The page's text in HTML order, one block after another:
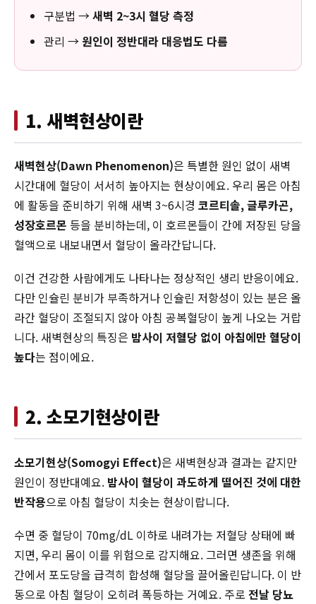
구분법 →새벽 2~3시 혈당 측정
관리 → 원인이 정반대라 대응법도 다름
1. 새벽현상이란
새벽현상(Dawn Phenomenon)은 특별한 원인 없이 새벽
시간대에 혈당이 서서히 높아지는 현상이에요. 우리 몸은 아침
에 활동을 준비하기 위해 새벽 3~6시경 코르티솔, 글루카곤,
성장호르몬 등을 분비하는데, 이 호르몬들이 간에 저장된 당을
혈액으로 내보내면서 혈당이 올라간답니다.
이건 건강한 사람에게도 나타나는 정상적인 생리 반응이에요.
다만 인슐린 분비가 부족하거나 인슐린 저항성이 있는 분은 올
라간 혈당이 조절되지 않아 아침 공복혈당이 높게 나오는 거랍
니다. 새벽현상의 특징은 밤사이 저혈당 없이 아침에만 혈당이
높다는 점이에요.
2. 소모기현상이란
소모기현상(Somogyi Effect)은 새벽현상과 결과는 같지만
원인이 정반대예요. 밤사이 혈당이 과도하게 떨어진 것에 대한
반작용으로 아침 혈당이 치솟는 현상이랍니다.
수면 중 혈당이 70mg/dL 이하로 내려가는 저혈당 상태에 빠
지면, 우리 몸이 이를 위험으로 감지해요. 그러면 생존을 위해
간에서 포도당을 급격히 합성해 혈당을 끌어올린답니다. 이 반
동으로 아침 혈당이 오히려 폭등하는 거예요. 주로 전날 당뇨